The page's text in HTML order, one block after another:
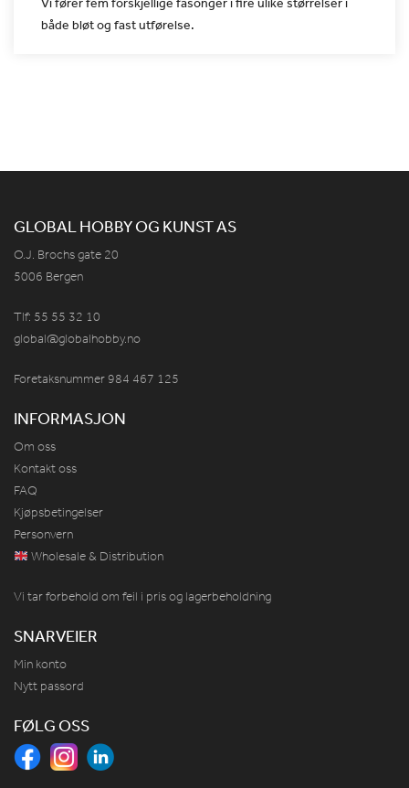
både bløt og fast utførelse.
GLOBAL HOBBY OG KUNST AS
O.J. Brochs gate 20
5006 Bergen
Tlf: 55 55 32 10
global@globalhobby.no
Foretaksnummer 984 467 125
INFORMASJON
Om oss
Kontakt oss
FAQ
Kjøpsbetingelser
Personvern
Wholesale & Distribution
Vi tar forbehold om feil i pris og lagerbeholdning
SNARVEIER
Min konto
Nytt passord
FØLG OSS